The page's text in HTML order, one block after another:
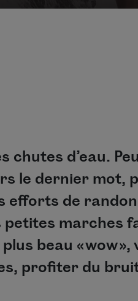
d’eau.
le dernier mot,
efforts de
marches
beau « wow
profiter du